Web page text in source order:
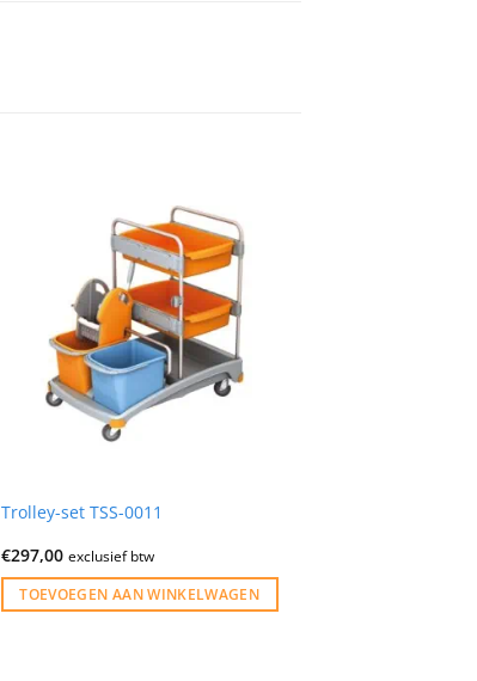
Trolley-set TSS-0011
€297,00 exclusief btw
TOEVOEGEN AAN WINKELWAGEN